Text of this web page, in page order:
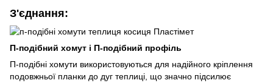
З'єднання:
П-подібний хомут і П-подібний профіль
П-подібні хомути використовуються для надійного кріплення
подовжньої планки до дуг теплиці, що значно підсилює